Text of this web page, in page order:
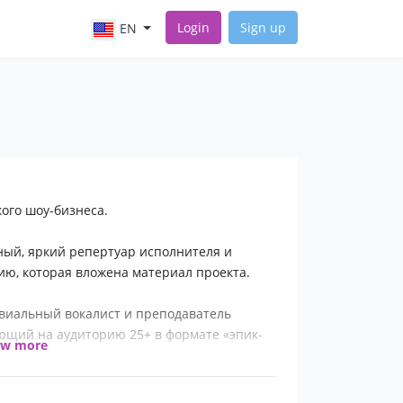
EN Login Sign up
шоу-бизнеса.
яркий репертуар исполнителя и
которая вложена материал проекта.
вокалист и преподаватель
на аудиторию 25+ в формате «эпик-
взглядами на современную
more